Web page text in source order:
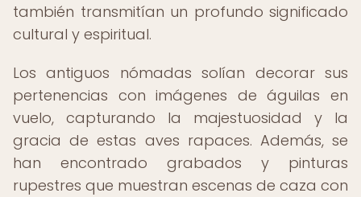
también transmitían un profundo significado
cultural y espiritual.
Los antiguos nómadas solían decorar sus
pertenencias con imágenes de águilas en
vuelo, capturando la majestuosidad y la
gracia de estas aves rapaces. Además, se
han encontrado grabados y pinturas
rupestres que muestran escenas de caza con